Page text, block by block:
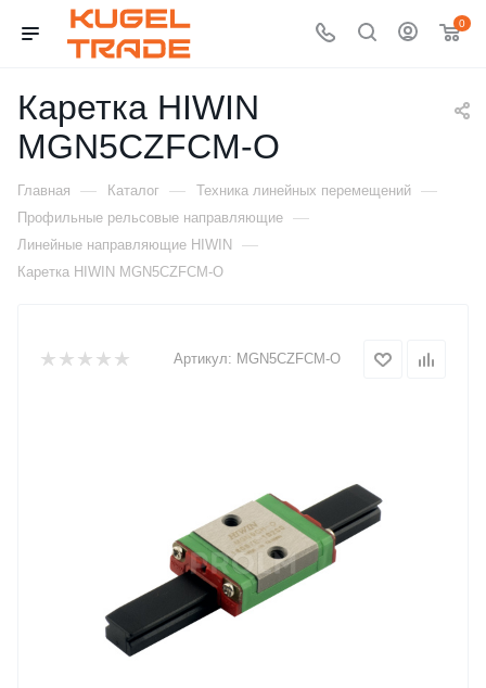
0
Каретка HIWIN
MGN5CZFCM-O
Главная — Каталог — Техника линейных перемещений —
Профильные рельсовые направляющие —
Линейные направляющие HIWIN —
Каретка HIWIN MGN5CZFCM-O
Артикул: MGN5CZFCM-O